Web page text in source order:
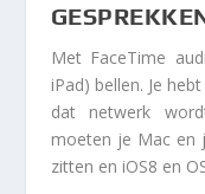
Met FaceTime
iPad) bellen. Je
dat netwerk
moeten je Mac en
zitten en iOS8 en